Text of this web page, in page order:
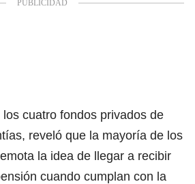
los cuatro fondos privados de
, reveló que la mayoría de los
la idea de llegar a recibir
cuando cumplan con la